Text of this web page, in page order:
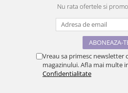
Nu rata ofertele si
Vreau sa primesc newsletter
magazinului. Afla mai multe
Confidentialitate